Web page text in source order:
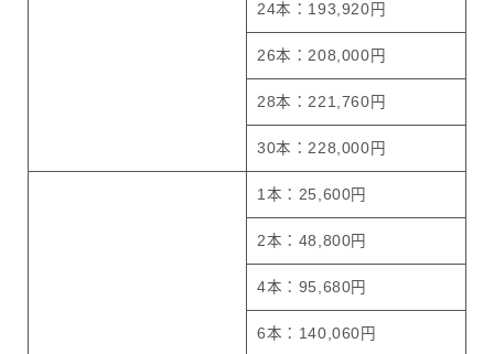
24本：193,920円
26本：208,000円
28本：221,760円
30本：228,000円
1本：25,600円
2本：48,800円
4本：95,680円
6本：140,060円